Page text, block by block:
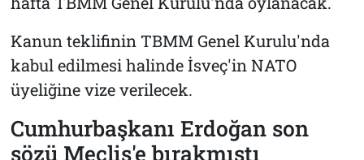
Kanun teklifinin TBMM Genel Kurulu'nda
kabul edilmesi halinde İsveç'in NATO
üyeliğine vize verilecek.
Cumhurbaşkanı Erdoğan son
sözü Meclis'e bırakmıştı